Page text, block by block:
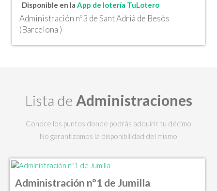
Disponible en la App de lotería TuLotero
Administración nº3 de Sant Adrià de Besòs
(Barcelona )
Lista de Administraciones
Conoce los puntos donde podrás adquirir tu décimo
No garantizamos la disponibilidad del mismo
Administración nº1 de Jumilla